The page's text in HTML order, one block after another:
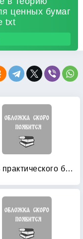
ценных бумаг
txt
100% практического бюджетирования: Книга 1: Бюджетирование как инструмент управления